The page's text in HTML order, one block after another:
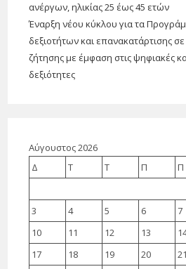
ανέργων, ηλικίας 25 έως 45 ετών
Έναρξη νέου κύκλου για τα
δεξιοτήτων και επανακατάρτισης
ζήτησης με έμφαση στις ψηφιακές
δεξιότητες
Αύγουστος 2026
Δ
Τ Τ Π Π
3
4 5 6 7
10
11 12 13
17
18 19 20 21